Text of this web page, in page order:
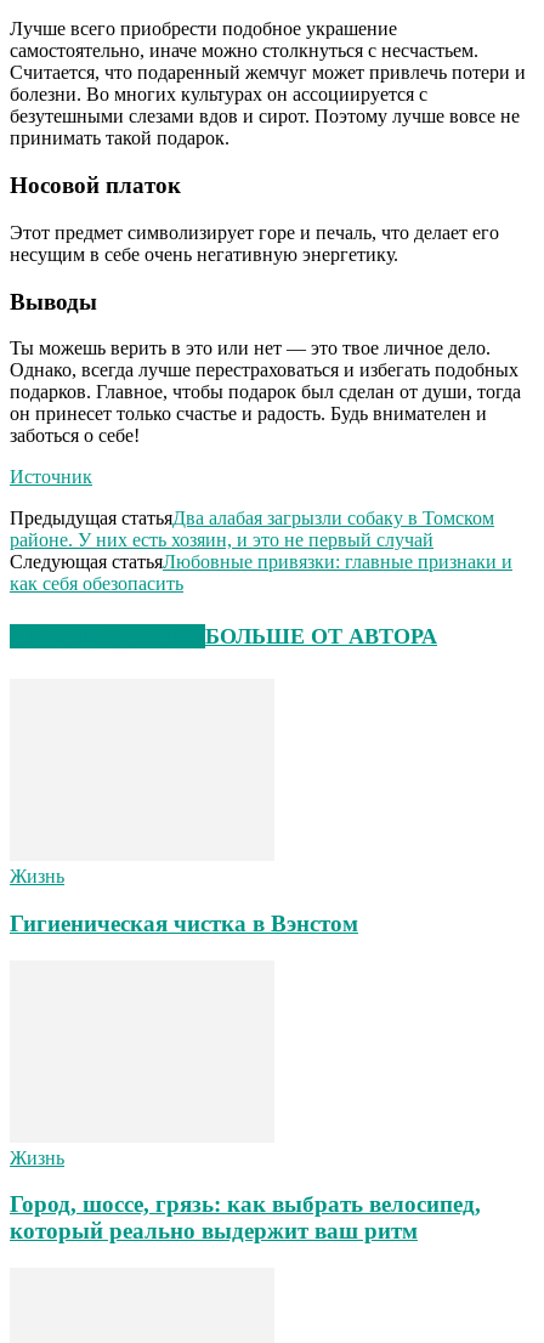
Лучше всего приобрести подобное украшение
самостоятельно, иначе можно столкнуться с несчастьем.
Считается, что подаренный жемчуг может привлечь потери и
болезни. Во многих культурах он ассоциируется с
безутешными слезами вдов и сирот. Поэтому лучше вовсе не
принимать такой подарок.
Носовой платок
Этот предмет символизирует горе и печаль, что делает его
несущим в себе очень негативную энергетику.
Выводы
Ты можешь верить в это или нет — это твое личное дело.
Однако, всегда лучше перестраховаться и избегать подобных
подарков. Главное, чтобы подарок был сделан от души, тогда
он принесет только счастье и радость. Будь внимателен и
заботься о себе!
Источник
Предыдущая статьяДва алабая загрызли собаку в Томском
районе. У них есть хозяин, и это не первый случай
Следующая статьяЛюбовные привязки: главные признаки и
как себя обезопасить
БОЛЬШЕ ОТ АВТОРА
Жизнь
Гигиеническая чистка в Вэнстом
Жизнь
Город, шоссе, грязь: как выбрать велосипед,
который реально выдержит ваш ритм